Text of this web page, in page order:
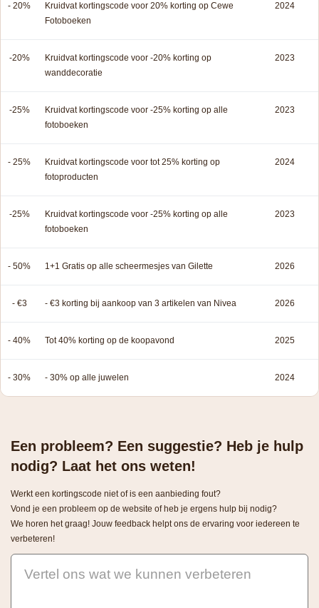
- 20%
Kruidvat kortingscode voor 20% korting op Cewe
Fotoboeken
2024
-20%
Kruidvat kortingscode voor -20% korting op
wanddecoratie
2023
-25%
Kruidvat kortingscode voor -25% korting op alle
fotoboeken
2023
- 25%
Kruidvat kortingscode voor tot 25% korting op
fotoproducten
2024
-25%
Kruidvat kortingscode voor -25% korting op alle
fotoboeken
2023
- 50% 1+1 Gratis op alle scheermesjes van Gilette 2026
- €3 - €3 korting bij aankoop van 3 artikelen van Nivea 2026
- 40% Tot 40% korting op de koopavond 2025
- 30% - 30% op alle juwelen 2024
Een probleem? Een suggestie? Heb je hulp
nodig? Laat het ons weten!
Werkt een kortingscode niet of is een aanbieding fout?
Vond je een probleem op de website of heb je ergens hulp bij nodig?
We horen het graag! Jouw feedback helpt ons de ervaring voor iedereen te
verbeteren!
Vertel ons wat we kunnen verbeteren